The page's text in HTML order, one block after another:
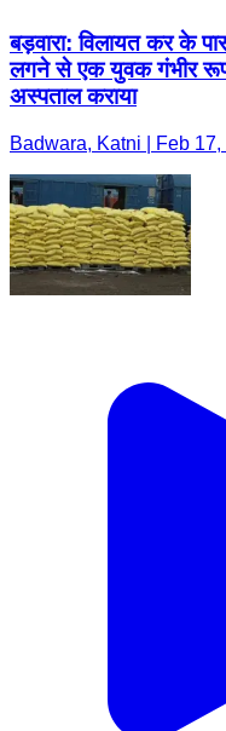
बड़वारा: विलायत कर के
लगने से एक युवक गंभीर रूप
अस्पताल कराया
Badwara, Katni | Feb 17,